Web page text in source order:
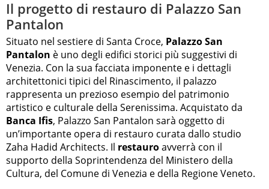
Il progetto di restauro di Palazzo San
Pantalon
Situato nel sestiere di Santa Croce, Palazzo San
Pantalon è uno degli edifici storici più suggestivi di
Venezia. Con la sua facciata imponente e i dettagli
architettonici tipici del Rinascimento, il palazzo
rappresenta un prezioso esempio del patrimonio
artistico e culturale della Serenissima. Acquistato da
Banca Ifis, Palazzo San Pantalon sarà oggetto di
un’importante opera di restauro curata dallo studio
Zaha Hadid Architects. Il restauroavverrà con il
supporto della Soprintendenza del Ministero della
Cultura, del Comune di Venezia e della Regione Veneto.